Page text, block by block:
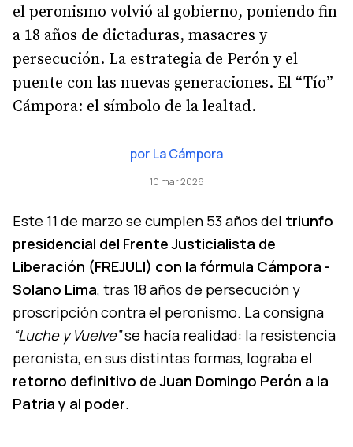
el peronismo volvió al gobierno, poniendo fin
a 18 años de dictaduras, masacres y
persecución. La estrategia de Perón y el
puente con las nuevas generaciones. El “Tío”
Cámpora: el símbolo de la lealtad.
por La Cámpora
10 mar 2026
Este 11 de marzo se cumplen 53 años del triunfo
presidencial del Frente Justicialista de
Liberación (FREJULI) con la fórmula Cámpora -
Solano Lima, tras 18 años de persecución y
proscripción contra el peronismo. La consigna
“Luche y Vuelve”se hacía realidad: la resistencia
peronista, en sus distintas formas, lograba el
retorno definitivo de Juan Domingo Perón a la
Patria y al poder.